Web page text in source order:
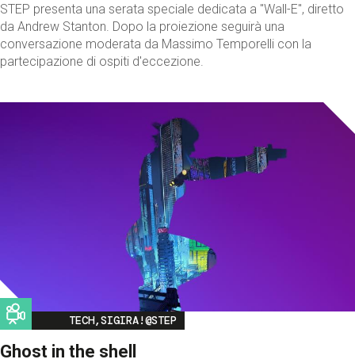
STEP presenta una serata speciale dedicata a "Wall-E", diretto
da Andrew Stanton. Dopo la proiezione seguirà una
conversazione moderata da Massimo Temporelli con la
partecipazione di ospiti d'eccezione.
Image
TECH,SIGIRA!@STEP
Ghost in the shell